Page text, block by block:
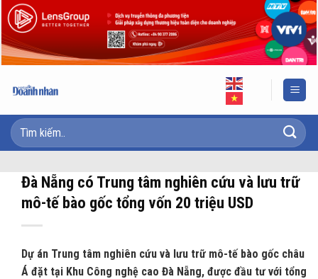
Skip
to
content
Đà Nẵng có Trung tâm nghiên cứu và lưu trữ
mô-tế bào gốc tổng vốn 20 triệu USD
Dự án Trung tâm nghiên cứu và lưu trữ mô-tế bào gốc châu
Á đặt tại Khu Công nghệ cao Đà Nẵng, được đầu tư với tổng